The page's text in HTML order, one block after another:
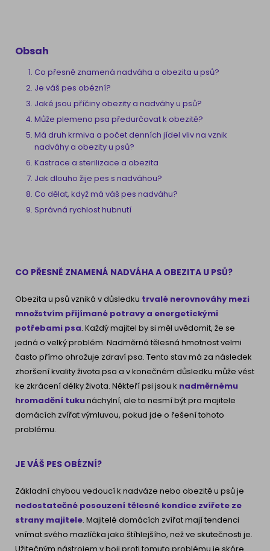
Obsah
Co přesně znamená nadváha a obezita u psů?
Je váš pes obézní?
Jaké jsou příčiny obezity a nadváhy u psů?
Může plemeno psa předurčovat k obezitě?
Má druh krmiva a počet denních jídel vliv na vznik
nadváhy a obezity u psů?
Kastrace a sterilizace a obezita
Jak dlouho žije pes s nadváhou?
Co dělat, když má váš pes nadváhu?
Správná rychlost hubnutí
CO PŘESNĚ ZNAMENÁ NADVÁHA A OBEZITA U PSŮ?
Obezita u psů vzniká v důsledku trvalé nerovnováhy mezi
množstvím přijímané potravy a energetickými
potřebami psa. Každý majitel by si měl uvědomit, že se
jedná o velký problém. Nadměrná tělesná hmotnost velmi
často přímo ohrožuje zdraví psa. Tento stav má za následek
zhoršení kvality života psa a v konečném důsledku může vést
ke zkrácení délky života. Někteří psi jsou k nadměrnému
hromadění tukunáchylní, ale to nesmí být pro majitele
domácích zvířat výmluvou, pokud jde o řešení tohoto
problému.
JE VÁŠ PES OBÉZNÍ?
Základní chybou vedoucí k nadváze nebo obezitě u psů je
nedostatečné posouzení tělesné kondice zvířete ze
strany majitele. Majitelé domácích zvířat mají tendenci
vnímat svého mazlíčka jako štíhlejšího, než ve skutečnosti je.